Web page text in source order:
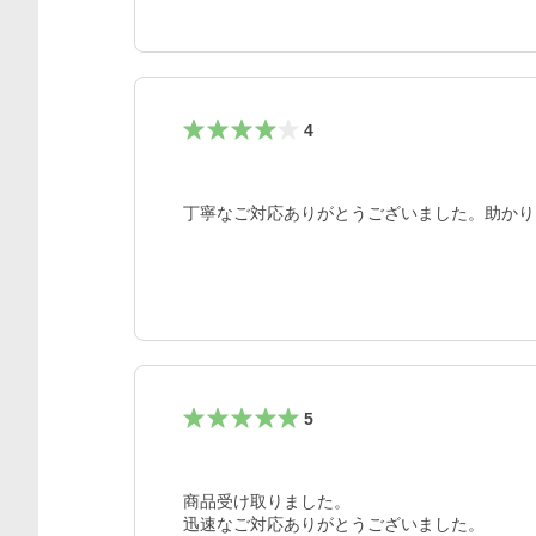
4
丁寧なご対応ありがとうございました。助か
5
商品受け取りました。
迅速なご対応ありがとうございました。